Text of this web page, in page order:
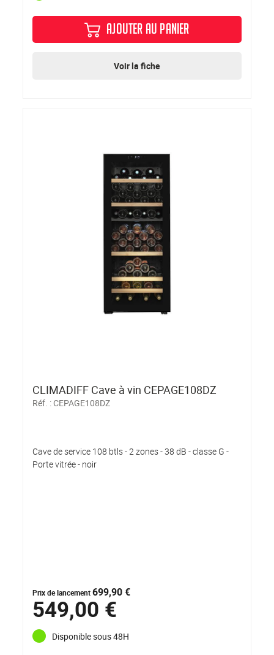
AJOUTER AU PANIER
Voir la fiche
CLIMADIFF Cave à vin CEPAGE108DZ
Réf. :CEPAGE108DZ
Cave de service 108 btls - 2 zones - 38 dB - classe G -
Porte vitrée - noir
Prix de lancement699,90 €
549,00 €
Disponible sous 48H